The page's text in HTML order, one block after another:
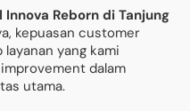
Reborn di Tanjung
kepuasan customer
yang kami
dalam
utama.